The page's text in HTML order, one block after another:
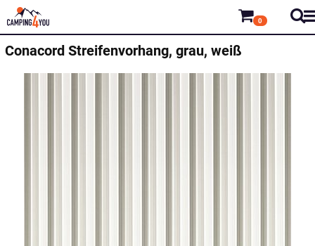
0
Conacord Streifenvorhang, grau, weiß